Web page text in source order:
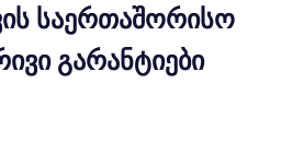
საერთაშორისო
გარანტიები